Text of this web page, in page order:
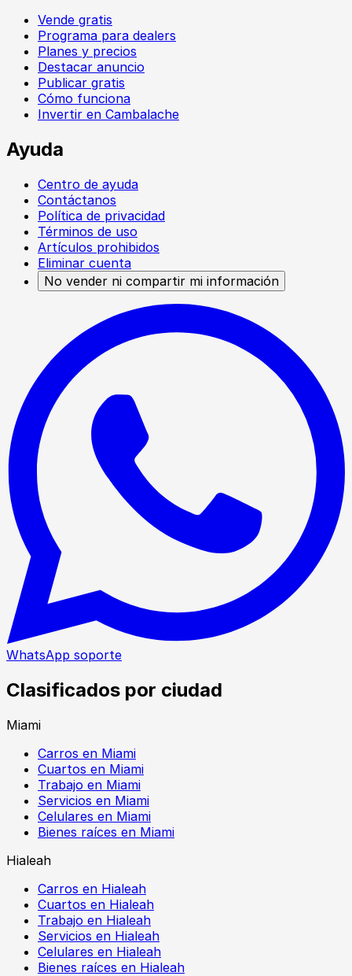
Vende gratis
Programa para dealers
Planes y precios
Destacar anuncio
Publicar gratis
Cómo funciona
Invertir en Cambalache
Ayuda
Centro de ayuda
Contáctanos
Política de privacidad
Términos de uso
Artículos prohibidos
Eliminar cuenta
No vender ni compartir mi información
WhatsApp soporte
Clasificados por ciudad
Miami
Carros en Miami
Cuartos en Miami
Trabajo en Miami
Servicios en Miami
Celulares en Miami
Bienes raíces en Miami
Hialeah
Carros en Hialeah
Cuartos en Hialeah
Trabajo en Hialeah
Servicios en Hialeah
Celulares en Hialeah
Bienes raíces en Hialeah